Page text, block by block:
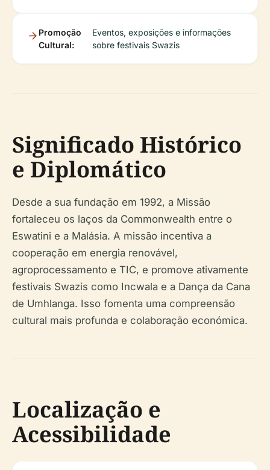
Promoção
Cultural:
Eventos, exposições e informações
sobre festivais Swazis
Significado Histórico
e Diplomático
Desde a sua fundação em 1992, a Missão
fortaleceu os laços da Commonwealth entre o
Eswatini e a Malásia. A missão incentiva a
cooperação em energia renovável,
agroprocessamento e TIC, e promove ativamente
festivais Swazis como Incwala e a Dança da Cana
de Umhlanga. Isso fomenta uma compreensão
cultural mais profunda e colaboração económica.
Localização e
Acessibilidade